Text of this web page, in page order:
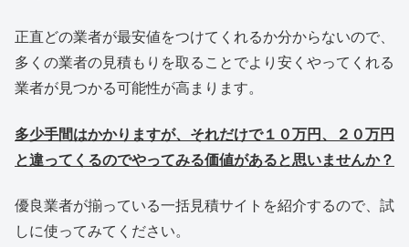
正直どの業者が最安値をつけてくれるか分からないので、
多くの業者の見積もりを取ることでより安くやってくれる
業者が見つかる可能性が高まります。
多少手間はかかりますが、それだけで１０万円、２０万円
と違ってくるのでやってみる価値があると思いませんか？
優良業者が揃っている一括見積サイトを紹介するので、試
しに使ってみてください。